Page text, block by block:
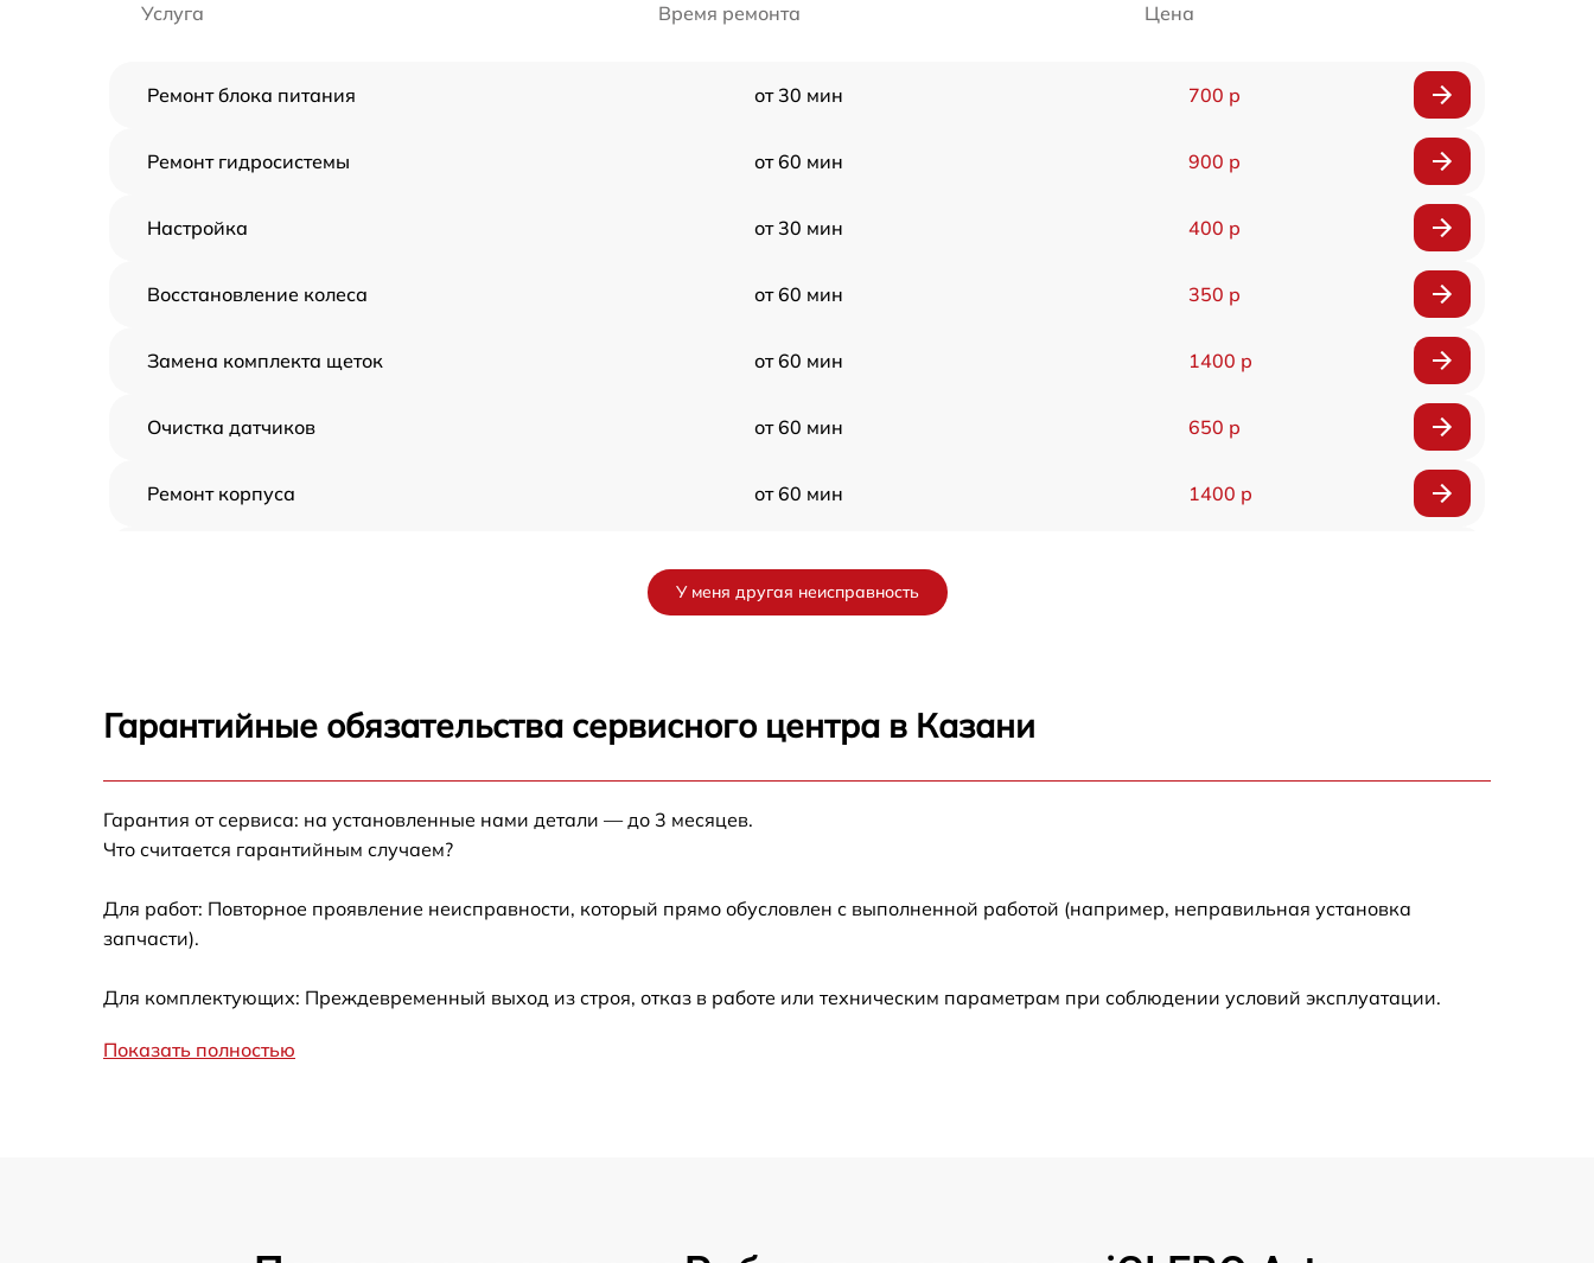
Услуга Время ремонта Цена
Ремонт блока питания от 30 мин 700 р
Ремонт гидросистемы от 60 мин 900 р
Настройка от 30 мин 400 р
Восстановление колеса от 60 мин 350 р
Замена комплекта щеток от 60 мин 1400 р
Очистка датчиков от 60 мин 650 р
Ремонт корпуса от 60 мин 1400 р
Устранение ошибок
У меня другая неисправность
Гарантийные обязательства сервисного центра в Казани
Гарантия от сервиса: на установленные нами детали — до 3 месяцев.
Что считается гарантийным случаем?
Для работ: Повторное проявление неисправности, который прямо обусловлен с выполненной работой (например, неправильная установка
запчасти).
Для комплектующих: Преждевременный выход из строя, отказ в работе или техническим параметрам при соблюдении условий эксплуатации.
Показать полностью